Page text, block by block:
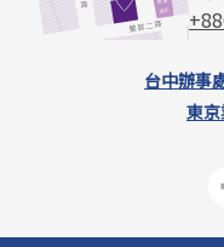
台中辦事
東